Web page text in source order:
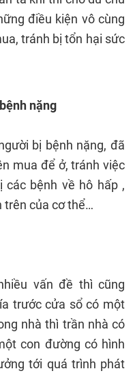
điều kiện vô cùng
tránh bị tổn hại sức
nặng
bị bệnh nặng, đã
mua để ở, tránh việc
các bệnh về hô hấp ,
trên của cơ thể…
vấn đề thì cũng
trước cửa sổ có một
nhà thì trần nhà có
con đường có hình
tới quá trình phát